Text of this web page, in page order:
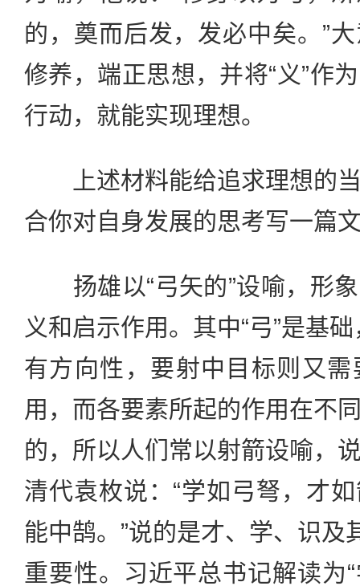
的，奠而后发，发必中矣。”
修养，端正思想，并将“义”作
行动，就能实现理想。
上述材料能给追求理想的当
合你对自身发展的思考写一篇
扬雄以“弓矢的”设喻，形象
义和启示作用。其中“弓”是基础
有方向性，要射中目标则又
用，而各要素所起的作用在不
的，所以人们常以射箭设喻，
清代袁枚说：“学如弓弩，才
能中鹄。”说的是才、学、识及
重要性。习近平总书记解读为